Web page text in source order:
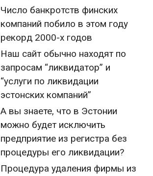
Число банкротств финских
компаний побило в этом году
рекорд 2000-х годов
Наш сайт обычно находят по
запросам “ликвидатор” и
“услуги по ликвидации
эстонских компаний”
А вы знаете, что в Эстонии
можно будет исключить
предприятие из регистра без
процедуры его ликвидации?
Процедура удаления фирмы из